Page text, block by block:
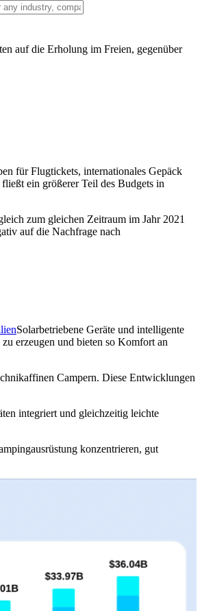
auf die Erholung im Freien, gegenüber
für Flugtickets, internationales Gepäck
ein größerer Teil des Budgets in
zum gleichen Zeitraum im Jahr 2021
auf die Nachfrage nach
Solarbetriebene Geräte und intelligente
erzeugen und bieten so Komfort an
Campern. Diese Entwicklungen
integriert und gleichzeitig leichte
konzentrieren, gut